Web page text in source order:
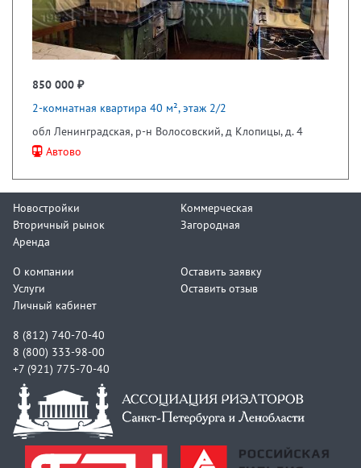
850 000 ₽
2-комнатная квартира 40 м², этаж 2/2
обл Ленинградская, р-н Волосовский, д Клопицы, д. 4
Автово
Новостройки
Вторичный рынок
Аренда
Коммерческая
Загородная
О компании
Услуги
Личный кабинет
Оставить заявку
Оставить отзыв
8 (812) 740-70-40
8 (800) 333-98-00
+7 (921) 775-70-40